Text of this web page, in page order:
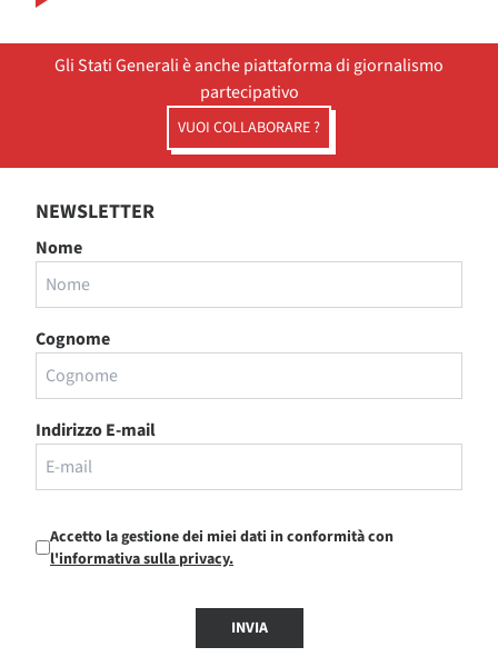
Gli Stati Generali è anche piattaforma di giornalismo
partecipativo
VUOI COLLABORARE ?
NEWSLETTER
Nome
Cognome
Indirizzo E-mail
Accetto la gestione dei miei dati in conformità con
l'informativa sulla privacy.
INVIA